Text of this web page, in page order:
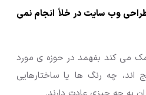
وب سایت در خلأ انجام نمی
می کند بفهمد در حوزه ی مورد
اند، چه رنگ ها یا ساختارهایی